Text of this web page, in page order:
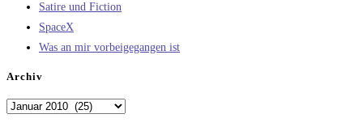
Satire und Fiction
SpaceX
Was an mir vorbeigegangen ist
Archiv
Archiv